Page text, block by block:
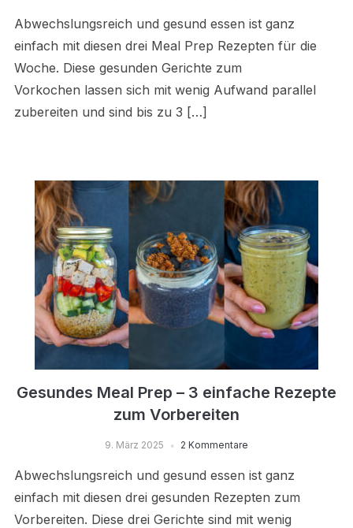
Abwechslungsreich und gesund essen ist ganz
einfach mit diesen drei Meal Prep Rezepten für die
Woche. Diese gesunden Gerichte zum
Vorkochen lassen sich mit wenig Aufwand parallel
zubereiten und sind bis zu 3 […]
Gesundes Meal Prep – 3 einfache Rezepte
zum Vorbereiten
9. März 2025 2 Kommentare
Abwechslungsreich und gesund essen ist ganz
einfach mit diesen drei gesunden Rezepten zum
Vorbereiten. Diese drei Gerichte sind mit wenig